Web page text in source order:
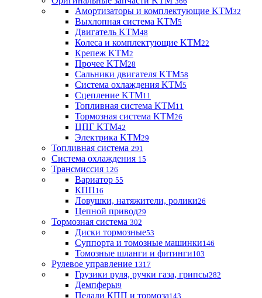
Амортизаторы и комплектующие KTM32
Выхлопная система KTM5
Двигатель KTM48
Колеса и комплектующие KTM22
Крепеж KTM2
Прочее KTM28
Сальники двигателя KTM58
Система охлаждения KTM5
Сцепление KTM11
Топливная система KTM11
Тормозная система KTM26
ЦПГ KTM42
Электрика KTM29
Топливная система 291
Система охлаждения 15
Трансмиссия 126
Вариатор 55
КПП16
Ловушки, натяжители, ролики26
Цепной привод29
Тормозная система 302
Диски тормозные53
Суппорта и томозные машинки146
Томозные шланги и фитинги103
Рулевое управление 1317
Грузики руля, ручки газа, грипсы282
Демпферы9
Педали КПП и тормоза143